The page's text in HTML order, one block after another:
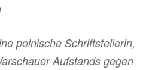
polnische Schriftstellerin,
Aufstands gegen